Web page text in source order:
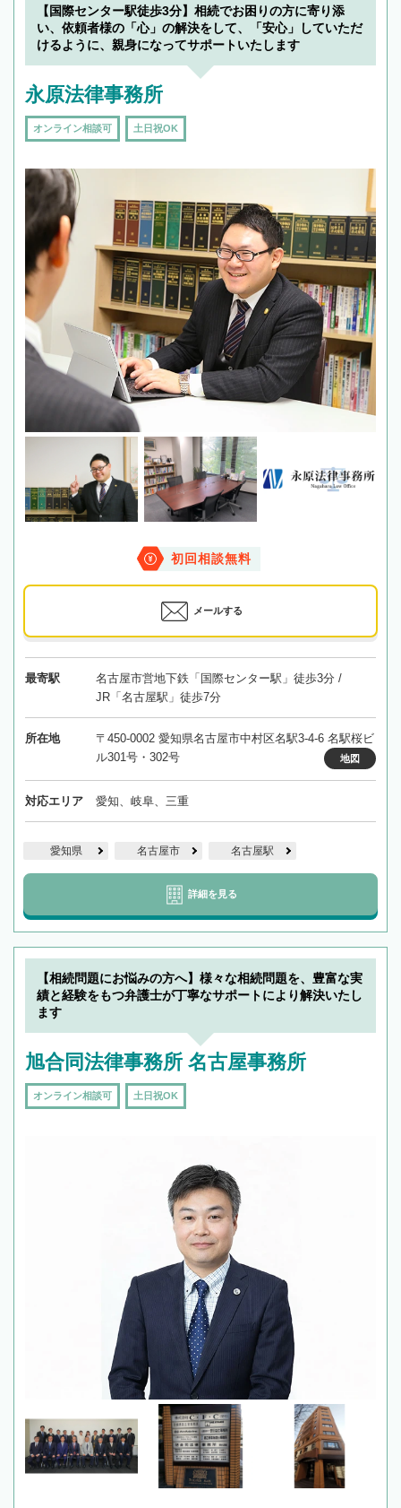
【国際センター駅徒歩3分】相続でお困りの方に寄り添
い、依頼者様の「心」の解決をして、「安心」していただ
けるように、親身になってサポートいたします
永原法律事務所
オンライン相談可 土日祝OK
初回相談無料
メールする
最寄駅
名古屋市営地下鉄「国際センター駅」徒歩3分 /
JR「名古屋駅」徒歩7分
所在地
〒450-0002 愛知県名古屋市中村区名駅3-4-6 名駅桜ビ
ル301号・302号
地図
対応エリア 愛知、岐阜、三重
愛知県 名古屋市 名古屋駅
詳細を見る
【相続問題にお悩みの方へ】様々な相続問題を、豊富な実
績と経験をもつ弁護士が丁寧なサポートにより解決いたし
ます
旭合同法律事務所 名古屋事務所
オンライン相談可 土日祝OK